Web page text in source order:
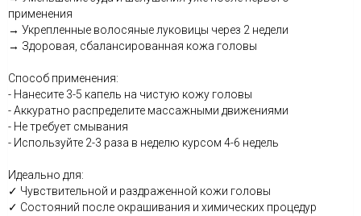
применения
→ Укрепленные волосяные луковицы через 2 недели
→ Здоровая, сбалансированная кожа головы
Способ применения:
- Нанесите 3-5 капель на чистую кожу головы
- Аккуратно распределите массажными движениями
- Не требует смывания
- Используйте 2-3 раза в неделю курсом 4-6 недель
Идеально для:
✓ Чувствительной и раздраженной кожи головы
✓ Состояний после окрашивания и химических процедур